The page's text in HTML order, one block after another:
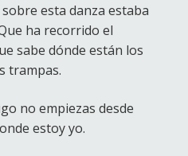
esta danza estaba
ha recorrido el
sabe dónde están los
trampas.
no empiezas desde
estoy yo.